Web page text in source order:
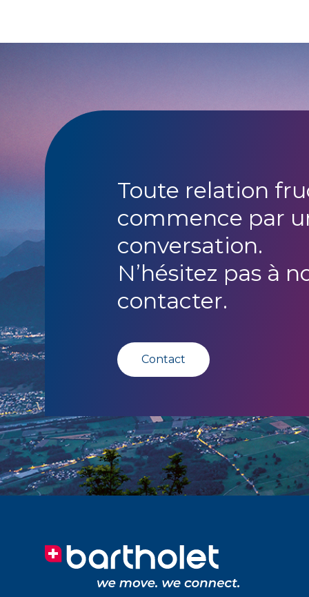
Toute relation
commence par
conversation.
N’hésitez pas à
contacter.
Contact